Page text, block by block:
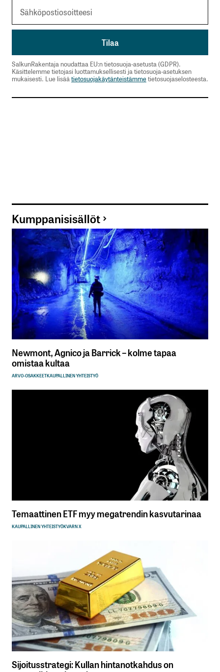
SalkunRakentaja noudattaa EU:n tietosuoja-asetusta (GDPR).
Käsittelemme tietojasi luottamuksellisesti ja tietosuoja-asetuksen
mukaisesti. Lue lisää tietosuojakäytänteistämmetietosuojaselosteesta.
Kumppanisisällöt
Newmont, Agnico ja Barrick – kolme tapaa
omistaa kultaa
ARVO-OSAKKEETKAUPALLINEN YHTEISTYÖ
Temaattinen ETF myy megatrendin kasvutarinaa
KAUPALLINEN YHTEISTYÖKVARN X
Sijoitusstrategi: Kullan hintanotkahdus on